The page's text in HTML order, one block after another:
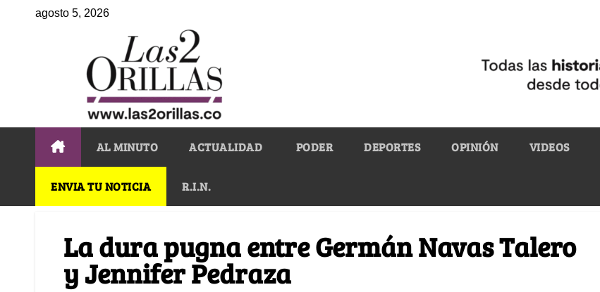
agosto 5, 2026
AL MINUTO ACTUALIDAD PODER DEPORTES OPINIÓN VIDEOS
ENVIA TU NOTICIA R.I.N.
La dura pugna entre Germán Navas Talero
y Jennifer Pedraza